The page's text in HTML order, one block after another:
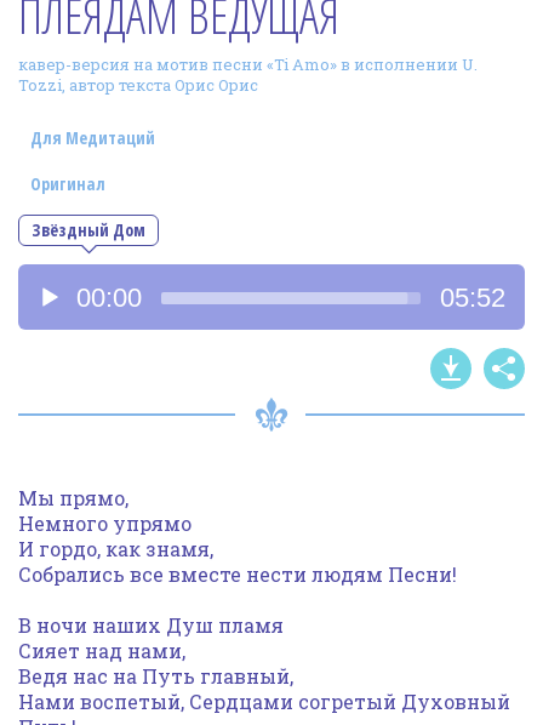
Фотогалерея
In English
Видео
Ииссиидиология
Номера песен
ПЛЕЯДАМ ВЕДУЩАЯ
кавер-версия на мотив песни «Ti Amo» в исполнении U.
Tozzi, автор текста Орис Орис
Звёздный Дом
Для Медитаций
Оригинал
Аудиоплеер
00:00 05:52
Мы прямо,
Немного упрямо
И гордо, как знамя,
Собрались все вместе нести людям Песни!
В ночи наших Душ пламя
Сияет над нами,
Ведя нас на Путь главный,
Нами воспетый, Сердцами согретый Духовный